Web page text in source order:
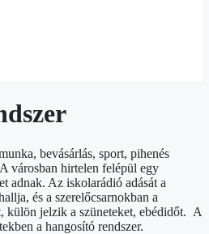
bevásárlás, sport, pihenés
városban hirtelen felépül egy
adnak. Az iskolarádió adását a
és a szerelőcsarnokban a
külön jelzik a szüneteket, ebédidőt. A
a hangosító rendszer.